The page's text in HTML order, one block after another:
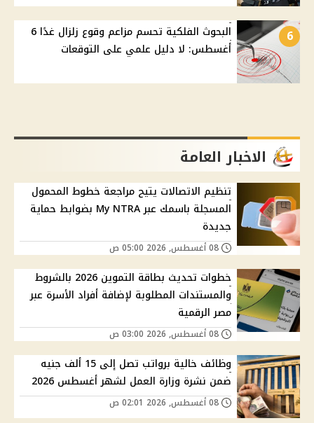
6
البحوث الفلكية تحسم مزاعم وقوع زلزال غدًا 6
أغسطس: لا دليل علمي على التوقعات
الاخبار العامة
تنظيم الاتصالات يتيح مراجعة خطوط المحمول
المسجلة باسمك عبر My NTRA بضوابط حماية
جديدة
خطوات تحديث بطاقة التموين 2026 بالشروط
والمستندات المطلوبة لإضافة أفراد الأسرة عبر
مصر الرقمية
وظائف خالية برواتب تصل إلى 15 ألف جنيه
ضمن نشرة وزارة العمل لشهر أغسطس 2026